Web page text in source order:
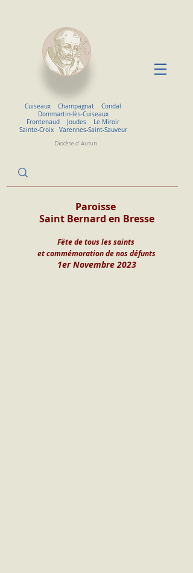
Cuiseaux Champagnat
Condal
Dommartin-lès-Cuiseaux
Frontenaud
Joudes
Le Miroir
Sainte-Croix Varennes-Saint-Sauveur
Diocèse d'Autun
Paroisse
Saint Bernard en Bresse
Fête de tous les saints
et commémoration de nos défunts
1er Novembre 2023